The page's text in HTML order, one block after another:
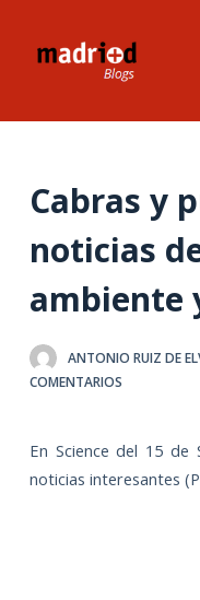
n
e
n
d
o
Cabras y
noticias
ambiente
ANTONIO RUIZ DE
COMENTARIOS
En Science del 15 de
noticias interesantes